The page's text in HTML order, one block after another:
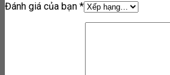
Đánh giá của bạn *